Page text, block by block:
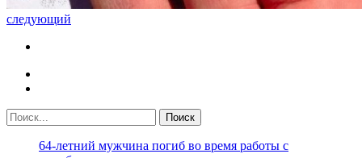
следующий
64-летний мужчина погиб во время работы с